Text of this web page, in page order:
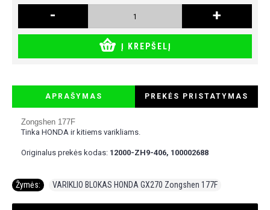
- +
Į KREPŠELĮ
APRAŠYMAS PREKĖS PRISTATYMAS
Zongshen 177F
Tinka HONDA ir kitiems varikliams.
Originalus prekės kodas: 12000-ZH9-406, 100002688
Žymės: VARIKLIO BLOKAS HONDA GX270 Zongshen 177F